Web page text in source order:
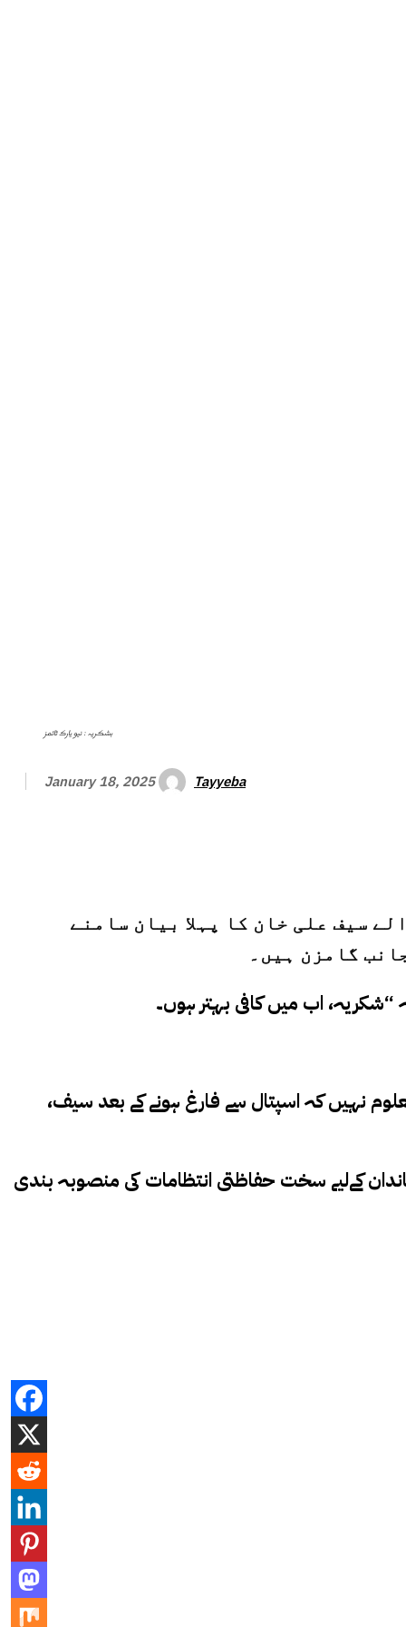
بشکریہ : نیو یارک ٹائمز
January 18, 2025 Tayyeba
سیف علی خان کا پہلا بیان سامنے
گامزن ہیں۔
نہیں کہ اسپتال سے فارغ ہونے کے بعد سیف،
کےلیے سخت حفاظتی انتظامات کی منصوبہ بندی